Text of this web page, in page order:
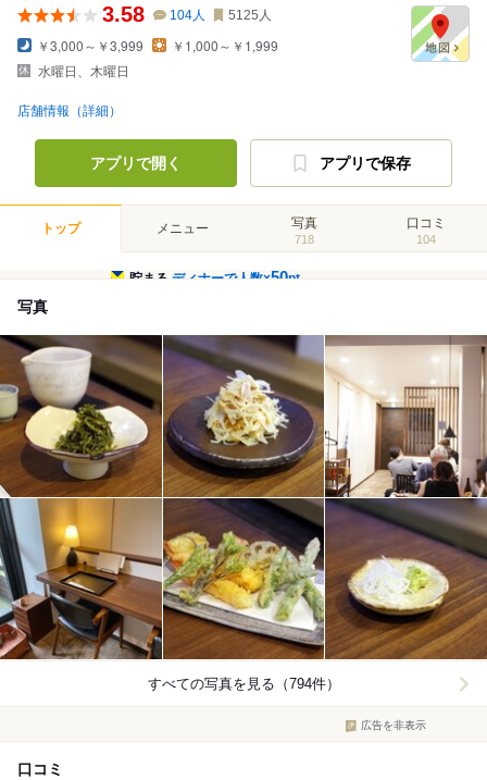
3.58 104人 5125 人
￥3,000～￥3,999
￥1,000～￥1,999
水曜日、木曜日
店舗情報（詳細）
アプリで開く アプリで保存
トップ メニュー 写真
718
口コミ
104
貯まるディナーで人数×50pt
写真
すべての写真を見る（794件）
広告を非表示
口コミ